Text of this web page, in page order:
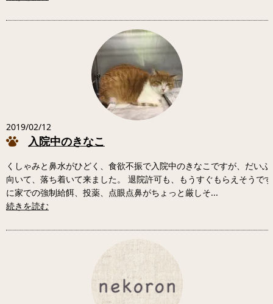
2019/02/12
入院中のきなこ
くしゃみと鼻水がひどく、食欲不振で入院中のきなこですが、だい
向いて、落ち着いて来ました。 退院許可も、もうすぐもらえそうで
に家での強制給餌、投薬、点眼点鼻がちょっと厳しそ...
続きを読む